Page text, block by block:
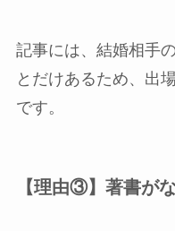
記事には、結婚相手
とだけあるため、出
です。
【理由③】著書が